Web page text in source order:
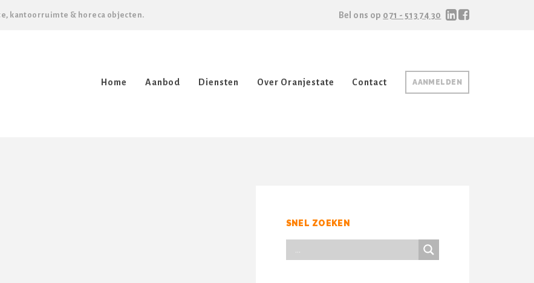
kantoorruimte & horeca objecten. Bel ons op 071 - 513 74 30
AANMELDEN
Home Aanbod Diensten Over Oranjestate Contact
SNEL ZOEKEN